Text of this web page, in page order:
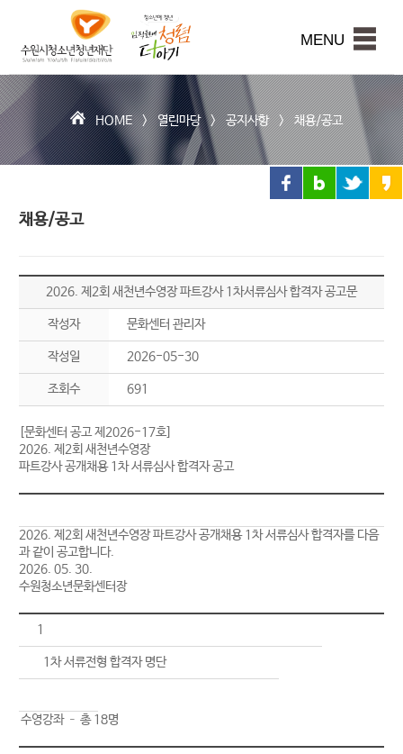
본문내용 바로가기
시
청
소
년
청
년
재
단
MENU
HOME >열린마당>공지사항>채용/공고
채용/공고
2026. 제2회 새천년수영장 파트강사 1차서류심사 합격자 공고문
작성자 문화센터 관리자
작성일 2026-05-30
조회수 691
[문화센터 공고 제2026-17호]
2026. 제2회 새천년수영장
파트강사 공개채용 1차 서류심사 합격자 공고
2026. 제2회 새천년수영장 파트강사 공개채용 1차 서류심사 합격자를 다음
과 같이 공고합니다.
2026. 05. 30.
수원청소년문화센터장
1
1차 서류전형 합격자 명단
○ 수영강좌 – 총 18명